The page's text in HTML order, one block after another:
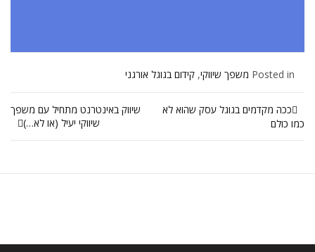
Posted in משפך שיווקי, קידום בגוגל אורגני
ככה מקדמים בגוגל עסק שהוא לא
כמו כולם
שיווק באינטרנט מתחיל עם משפך
שיווקי יעיל (או לא…)